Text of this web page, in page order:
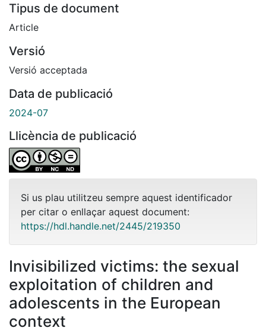
Tipus de document
Article
Versió
Versió acceptada
Data de publicació
2024-07
Llicència de publicació
Si us plau utilitzeu sempre aquest identificador
per citar o enllaçar aquest document:
https://hdl.handle.net/2445/219350
Invisibilized victims: the sexual
exploitation of children and
adolescents in the European
context